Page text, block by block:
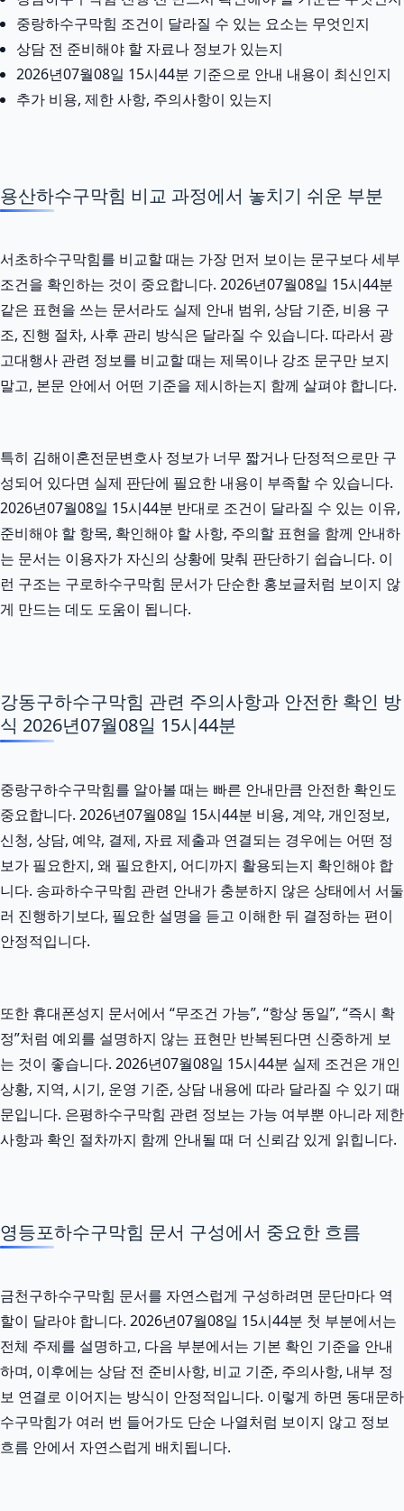
중랑하수구막힘 조건이 달라질 수 있는 요소는 무엇인지
상담 전 준비해야 할 자료나 정보가 있는지
2026년07월08일 15시44분 기준으로 안내 내용이 최신인지
추가 비용, 제한 사항, 주의사항이 있는지
용산하수구막힘 비교 과정에서 놓치기 쉬운 부분
서초하수구막힘를 비교할 때는 가장 먼저 보이는 문구보다 세부
조건을 확인하는 것이 중요합니다. 2026년07월08일 15시44분
같은 표현을 쓰는 문서라도 실제 안내 범위, 상담 기준, 비용 구
조, 진행 절차, 사후 관리 방식은 달라질 수 있습니다. 따라서 광
고대행사 관련 정보를 비교할 때는 제목이나 강조 문구만 보지
말고, 본문 안에서 어떤 기준을 제시하는지 함께 살펴야 합니다.
특히 김해이혼전문변호사 정보가 너무 짧거나 단정적으로만 구
성되어 있다면 실제 판단에 필요한 내용이 부족할 수 있습니다.
2026년07월08일 15시44분 반대로 조건이 달라질 수 있는 이유,
준비해야 할 항목, 확인해야 할 사항, 주의할 표현을 함께 안내하
는 문서는 이용자가 자신의 상황에 맞춰 판단하기 쉽습니다. 이
런 구조는 구로하수구막힘 문서가 단순한 홍보글처럼 보이지 않
게 만드는 데도 도움이 됩니다.
강동구하수구막힘 관련 주의사항과 안전한 확인 방
식 2026년07월08일 15시44분
중랑구하수구막힘를 알아볼 때는 빠른 안내만큼 안전한 확인도
중요합니다. 2026년07월08일 15시44분 비용, 계약, 개인정보,
신청, 상담, 예약, 결제, 자료 제출과 연결되는 경우에는 어떤 정
보가 필요한지, 왜 필요한지, 어디까지 활용되는지 확인해야 합
니다. 송파하수구막힘 관련 안내가 충분하지 않은 상태에서 서둘
러 진행하기보다, 필요한 설명을 듣고 이해한 뒤 결정하는 편이
안정적입니다.
또한 휴대폰성지 문서에서 “무조건 가능”, “항상 동일”, “즉시 확
정”처럼 예외를 설명하지 않는 표현만 반복된다면 신중하게 보
는 것이 좋습니다. 2026년07월08일 15시44분 실제 조건은 개인
상황, 지역, 시기, 운영 기준, 상담 내용에 따라 달라질 수 있기 때
문입니다. 은평하수구막힘 관련 정보는 가능 여부뿐 아니라 제한
사항과 확인 절차까지 함께 안내될 때 더 신뢰감 있게 읽힙니다.
영등포하수구막힘 문서 구성에서 중요한 흐름
금천구하수구막힘 문서를 자연스럽게 구성하려면 문단마다 역
할이 달라야 합니다. 2026년07월08일 15시44분 첫 부분에서는
전체 주제를 설명하고, 다음 부분에서는 기본 확인 기준을 안내
하며, 이후에는 상담 전 준비사항, 비교 기준, 주의사항, 내부 정
보 연결로 이어지는 방식이 안정적입니다. 이렇게 하면 동대문하
수구막힘가 여러 번 들어가도 단순 나열처럼 보이지 않고 정보
흐름 안에서 자연스럽게 배치됩니다.